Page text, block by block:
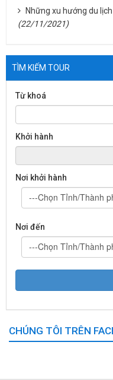
Những xu hướng du
(22/11/2021)
TÌM KIẾM TOUR
Từ khoá
Khởi hành
Nơi khởi hành
---Chọn Tỉnh/Thành
Nơi đến
---Chọn Tỉnh/Thành
CHÚNG TÔI TRÊN